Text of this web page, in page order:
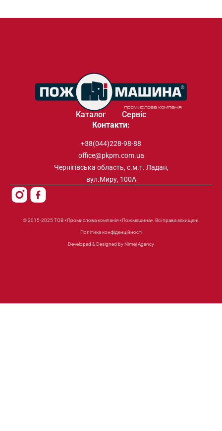
Каталог
Сервіс
Контакти:
+38(044)228-98-88
office@pkpm.com.ua
Чернігівська область, с.м.т. Ладан,
вул.Миру, 100А
© 2015-2025 ТОВ «Промислова компанія «Пожмашина». Всі права захищені.
Політика конфіденційності
Developed & Designed by Nimej Agency